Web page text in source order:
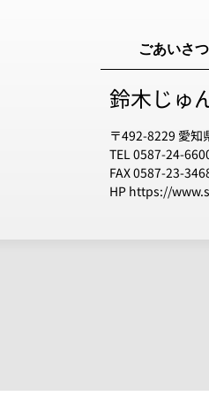
ごあいさつ
鈴木じゅ
〒492-8229 愛知
TEL 0587-24-
FAX 0587-23-
HP https://